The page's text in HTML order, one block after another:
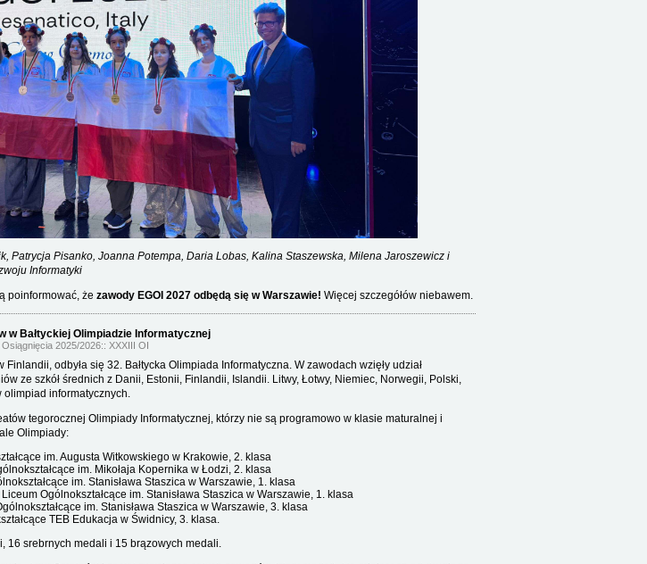
Patrycja Pisanko, Joanna Potempa, Daria Lobas, Kalina Staszewska, Milena Jaroszewicz i
Informatyki
poinformować, że zawody EGOI 2027 odbędą się w Warszawie! Więcej szczegółów niebawem.
w Bałtyckiej Olimpiadzie Informatycznej
Osiągnięcia 2025/2026 XXXIII OI
odbyła się 32. Bałtycka Olimpiada Informatyczna. W zawodach wzięły udział
ze szkół średnich z Danii, Estonii, Finlandii, Islandii. Litwy, Łotwy, Niemiec, Norwegii, Polski,
informatycznych.
tegorocznej Olimpiady Informatycznej, którzy nie są programowo w klasie maturalnej i
Olimpiady:
im. Augusta Witkowskiego w Krakowie, 2. klasa
im. Mikołaja Kopernika w Łodzi, 2. klasa
im. Stanisława Staszica w Warszawie, 1. klasa
Liceum Ogólnokształcące im. Stanisława Staszica w Warszawie, 1. klasa
im. Stanisława Staszica w Warszawie, 3. klasa
TEB Edukacja w Świdnicy, 3. klasa.
16 srebrnych medali i 15 brązowych medali.